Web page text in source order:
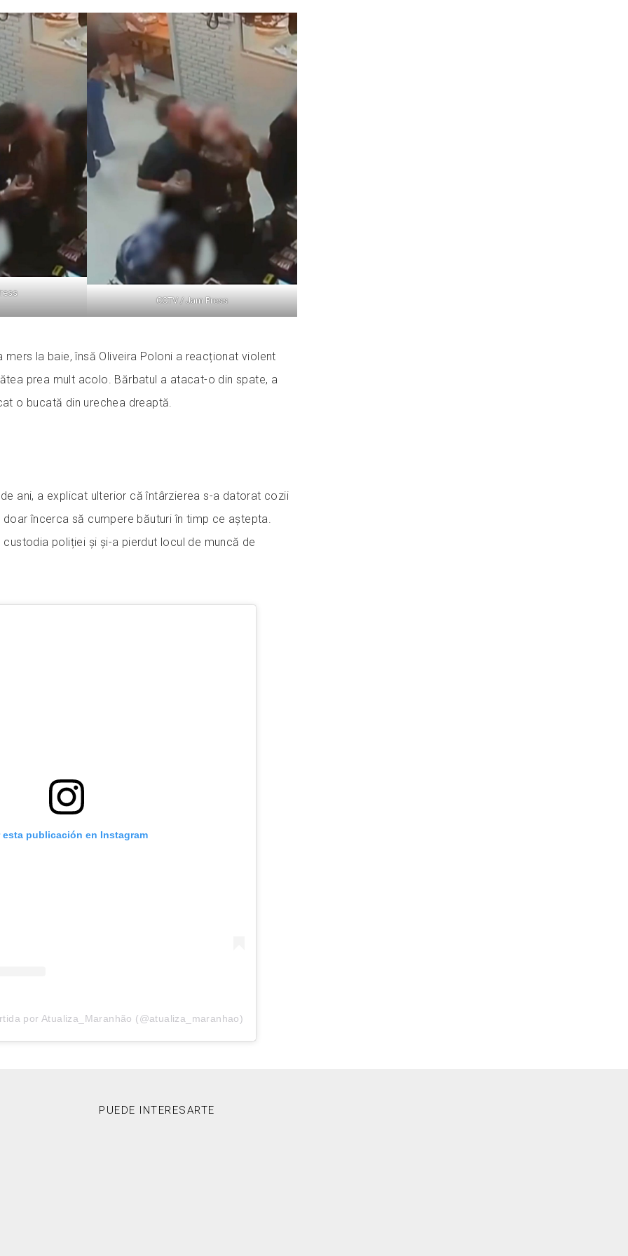
CCTV / Jam Press
mers la baie, însă Oliveira Poloni a reacționat violent
prea mult acolo. Bărbatul a atacat-o din spate, a
o bucată din urechea dreaptă.
ani, a explicat ulterior că întârzierea s-a datorat cozii
încerca să cumpere băuturi în timp ce aștepta.
poliției și și-a pierdut locul de muncă de
esta publicación en Instagram
por Atualiza_Maranhão (@atualiza_maranhao)
PUEDE INTERESARTE